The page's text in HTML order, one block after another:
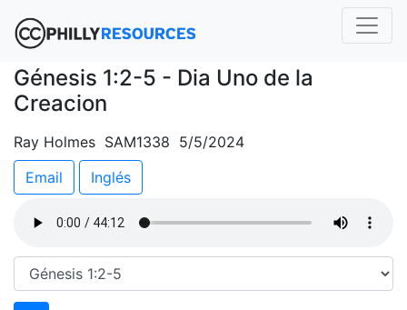
Génesis 1:2-5 - Dia Uno de la
Creacion
Ray Holmes SAM1338 5/5/2024
Email
Inglés